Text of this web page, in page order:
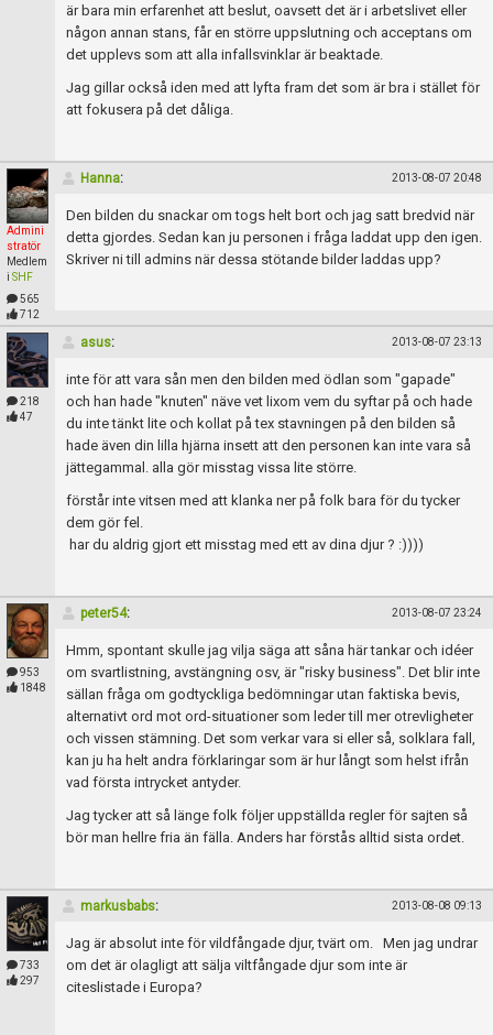
är bara min erfarenhet att beslut, oavsett det är i arbetslivet eller
någon annan stans, får en större uppslutning och acceptans om
det upplevs som att alla infallsvinklar är beaktade.
Jag gillar också iden med att lyfta fram det som är bra i stället för
att fokusera på det dåliga.
Admini
stratör
Medlem
i SHF
565
712
Hanna: 2013-08-07 20:48
Den bilden du snackar om togs helt bort och jag satt bredvid när
detta gjordes. Sedan kan ju personen i fråga laddat upp den igen.
Skriver ni till admins när dessa stötande bilder laddas upp?
218
47
asus: 2013-08-07 23:13
inte för att vara sån men den bilden med ödlan som "gapade"
och han hade "knuten" näve vet lixom vem du syftar på och hade
du inte tänkt lite och kollat på tex stavningen på den bilden så
hade även din lilla hjärna insett att den personen kan inte vara så
jättegammal. alla gör misstag vissa lite större.
förstår inte vitsen med att klanka ner på folk bara för du tycker
dem gör fel.
har du aldrig gjort ett misstag med ett av dina djur ? :))))
953
1848
peter54: 2013-08-07 23:24
Hmm, spontant skulle jag vilja säga att såna här tankar och idéer
om svartlistning, avstängning osv, är "risky business". Det blir inte
sällan fråga om godtyckliga bedömningar utan faktiska bevis,
alternativt ord mot ord-situationer som leder till mer otrevligheter
och vissen stämning. Det som verkar vara si eller så, solklara fall,
kan ju ha helt andra förklaringar som är hur långt som helst ifrån
vad första intrycket antyder.
Jag tycker att så länge folk följer uppställda regler för sajten så
bör man hellre fria än fälla. Anders har förstås alltid sista ordet.
733
297
markusbabs: 2013-08-08 09:13
Jag är absolut inte för vildfångade djur, tvärt om. Men jag undrar
om det är olagligt att sälja viltfångade djur som inte är
citeslistade i Europa?